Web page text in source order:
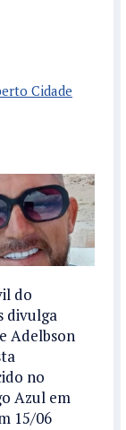
Cidade
do
divulga
Adelbson
no
Azul em
15/06